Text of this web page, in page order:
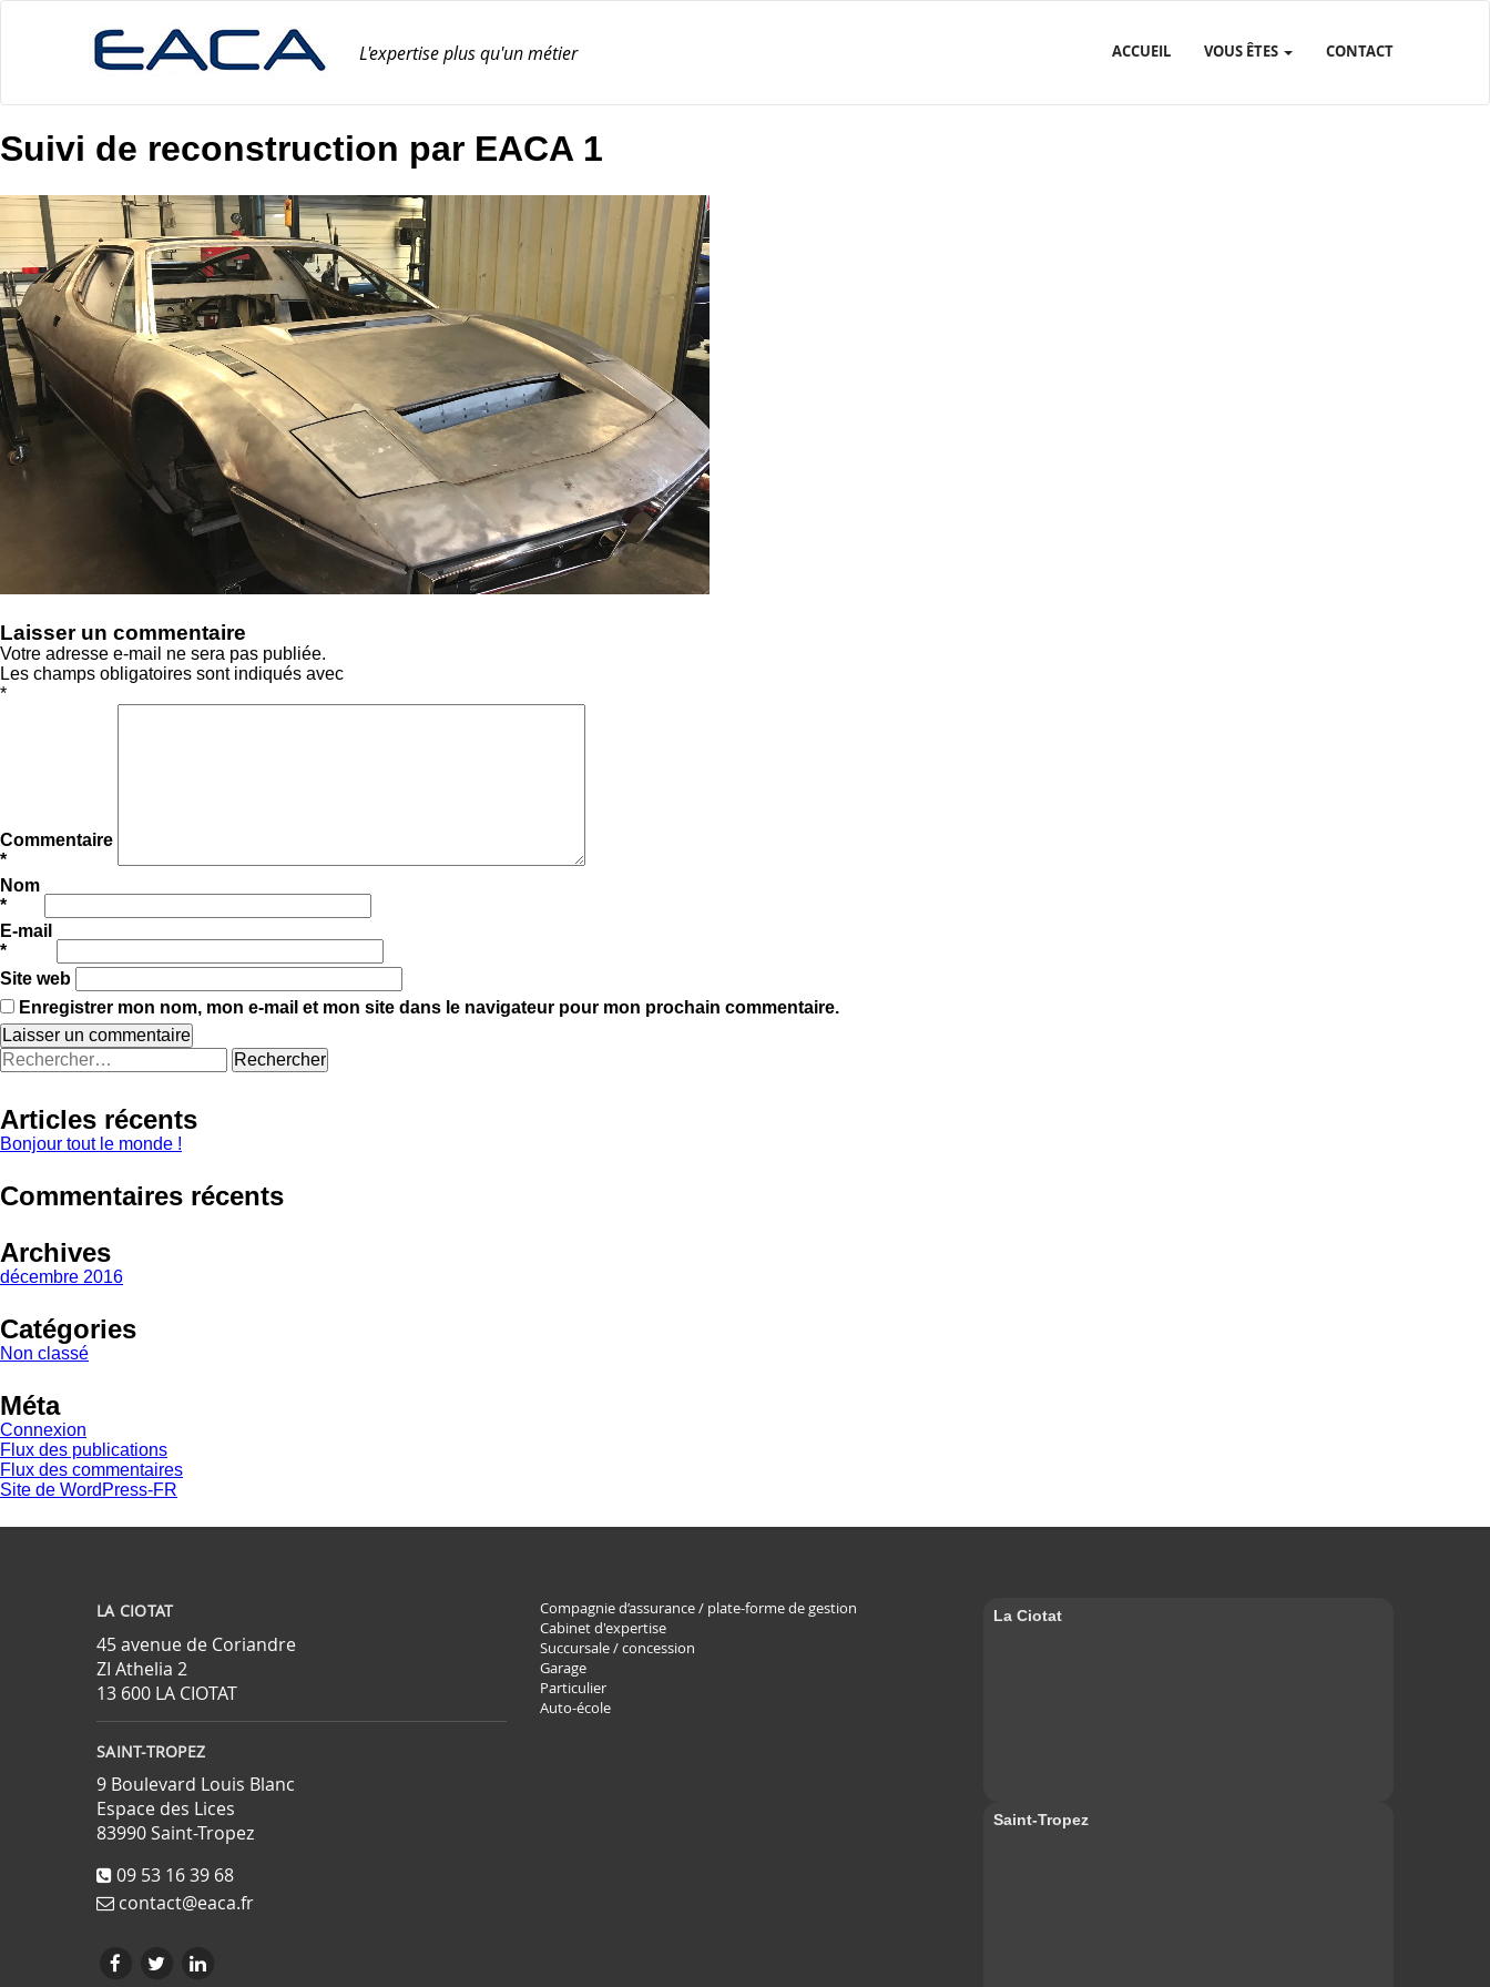
L'expertise plus qu'un métier ACCUEIL VOUS ÊTES CONTACT
Suivi de reconstruction par EACA 1
Lecteur
vidéo
Laisser un commentaire
Votre adresse e-mail ne sera pas publiée.
Les champs obligatoires sont indiqués avec
*
Commentaire
*
Nom
*
E-mail
*
Site web
Enregistrer mon nom, mon e-mail et mon site dans le navigateur pour mon prochain commentaire.
Rechercher :
Articles récents
Bonjour tout le monde !
Commentaires récents
Archives
décembre 2016
Catégories
Non classé
Méta
Connexion
Flux des publications
Flux des commentaires
Site de WordPress-FR
LA CIOTAT
45 avenue de Coriandre
ZI Athelia 2
13 600 LA CIOTAT
SAINT-TROPEZ
9 Boulevard Louis Blanc
Espace des Lices
83990 Saint-Tropez
09 53 16 39 68
contact@eaca.fr
Compagnie d’assurance / plate-forme de gestion
Cabinet d'expertise
Succursale / concession
Garage
Particulier
Auto-école
La Ciotat
Saint-Tropez